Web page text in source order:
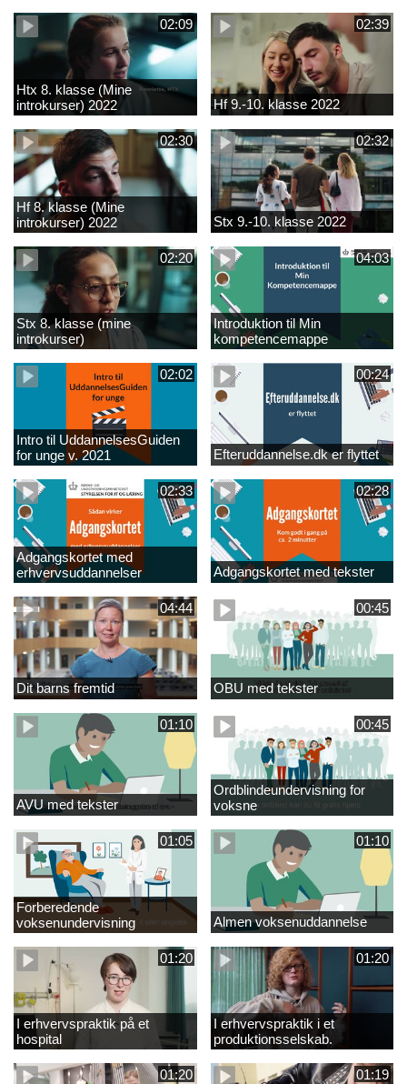
02:09
Htx 8. klasse (Mine
introkurser) 2022
02:39
Hf 9.-10. klasse 2022
02:30
Hf 8. klasse (Mine
introkurser) 2022
02:32
Stx 9.-10. klasse 2022
02:20
Stx 8. klasse (mine
introkurser)
04:03
Introduktion til Min
kompetencemappe
02:02
Intro til UddannelsesGuiden
for unge v. 2021
00:24
Efteruddannelse.dk er flyttet
02:33
Adgangskortet med
erhvervsuddannelser
02:28
Adgangskortet med tekster
04:44
Dit barns fremtid
00:45
OBU med tekster
01:10
AVU med tekster
00:45
Ordblindeundervisning for
voksne
01:05
Forberedende
voksenundervisning
01:10
Almen voksenuddannelse
01:20
I erhvervspraktik på et
hospital
01:20
I erhvervspraktik i et
produktionsselskab.
01:20 01:19